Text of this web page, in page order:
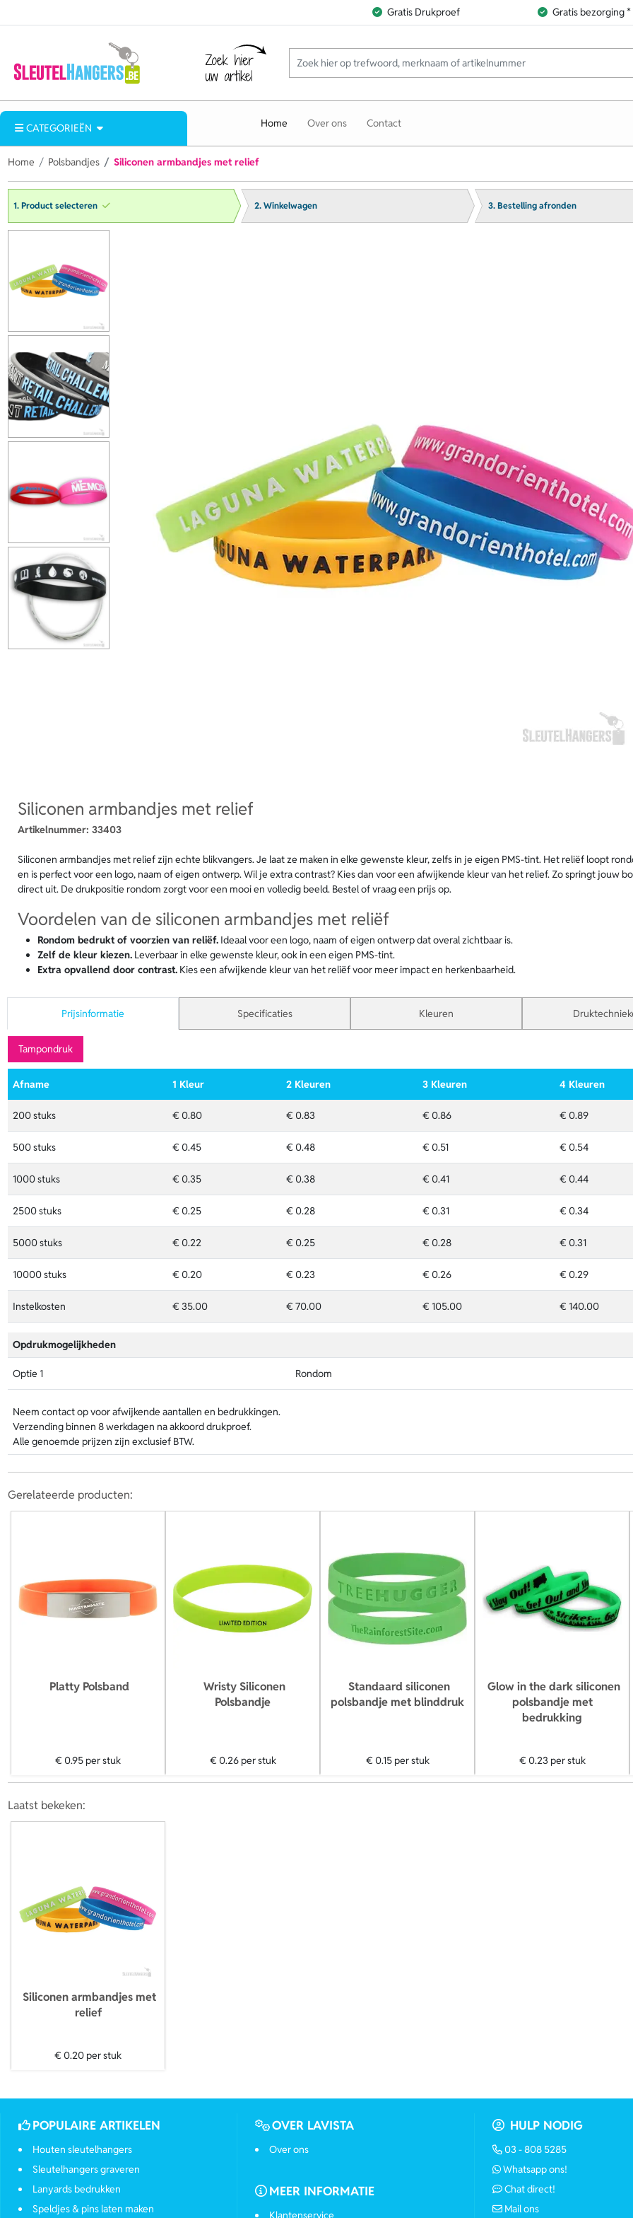
Gratis Drukproef Gratis bezorging *
CATEGORIEËN Home Over ons Contact
Home Polsbandjes Siliconen armbandjes met relief
1. Product selecteren 2. Winkelwagen 3. Bestelling afronden
Siliconen armbandjes met relief
Artikelnummer: 33403
Siliconen armbandjes met relief zijn echte blikvangers. Je laat ze maken in elke gewenste kleur, zelfs in je eigen PMS-tint. Het reliëf loopt
en is perfect voor een logo, naam of eigen ontwerp. Wil je extra contrast? Kies dan voor een afwijkende kleur van het relief. Zo springt jouw
direct uit. De drukpositie rondom zorgt voor een mooi en volledig beeld. Bestel of vraag een prijs op.
Voordelen van de siliconen armbandjes met reliëf
Rondom bedrukt of voorzien van reliëf.Ideaal voor een logo, naam of eigen ontwerp dat overal zichtbaar is.
Zelf de kleur kiezen.Leverbaar in elke gewenste kleur, ook in een eigen PMS-tint.
Extra opvallend door contrast.Kies een afwijkende kleur van het reliëf voor meer impact en herkenbaarheid.
Prijsinformatie Specificaties Kleuren
Tampondruk
Afname 1 Kleur 2 Kleuren 3 Kleuren 4 Kleuren
200 stuks € 0.80 € 0.83 € 0.86 € 0.89
500 stuks € 0.45 € 0.48 € 0.51 € 0.54
1000 stuks € 0.35 € 0.38 € 0.41 € 0.44
2500 stuks € 0.25 € 0.28 € 0.31 € 0.34
5000 stuks € 0.22 € 0.25 € 0.28 € 0.31
10000 stuks € 0.20 € 0.23 € 0.26 € 0.29
Instelkosten € 35.00 € 70.00 € 105.00 € 140.00
Opdrukmogelijkheden
Optie 1 Rondom
Neem contact op voor afwijkende aantallen en bedrukkingen.
Verzending binnen 8 werkdagen na akkoord drukproef.
Alle genoemde prijzen zijn exclusief BTW.
Gerelateerde producten:
Platty Polsband
€ 0.95 per stuk
Wristy Siliconen
Polsbandje
€ 0.26per stuk
Standaard siliconen
polsbandje met blinddruk
€ 0.15per stuk
Glow in the dark siliconen
polsbandje met
bedrukking
€ 0.23per stuk
Laatst bekeken:
Siliconen armbandjes met
relief
€ 0.20 per stuk
POPULAIRE ARTIKELEN
Houten sleutelhangers
Sleutelhangers graveren
Lanyards bedrukken
Speldjes & pins laten maken
OVER LAVISTA
Over ons
MEER INFORMATIE
Klantenservice
HULP NODIG
03 - 808 5285
Whatsapp ons!
Chat direct!
Mail ons